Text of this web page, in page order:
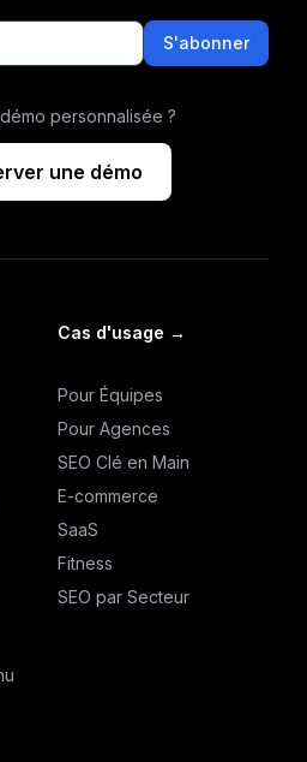
S'abonner
personnalisée ?
une démo
Cas d'usage →
Pour Équipes
Pour Agences
SEO Clé en Main
E-commerce
SaaS
Fitness
SEO par Secteur